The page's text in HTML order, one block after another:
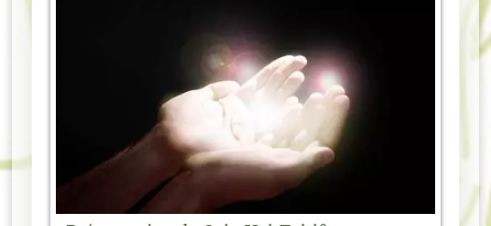
Marché Nocturne de Vanosc – Samedi 1